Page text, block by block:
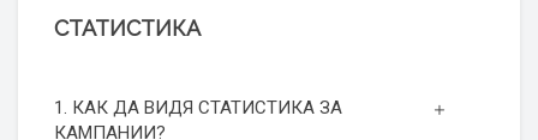
СТАТИСТИКА
1. КАК ДА ВИДЯ СТАТИСТИКА ЗА
КАМПАНИИ?